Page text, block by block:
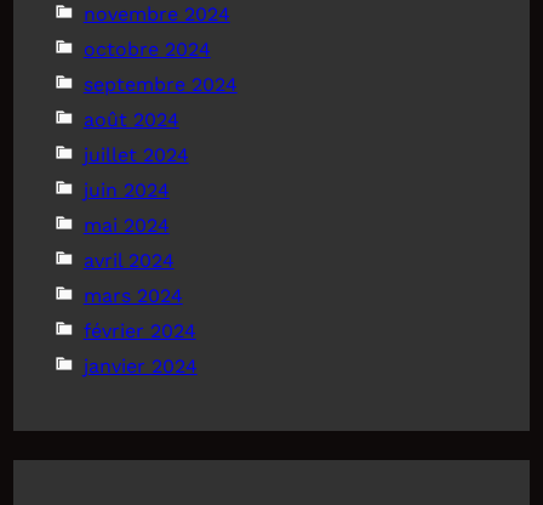
novembre 2024
octobre 2024
septembre 2024
août 2024
juillet 2024
juin 2024
mai 2024
avril 2024
mars 2024
février 2024
janvier 2024